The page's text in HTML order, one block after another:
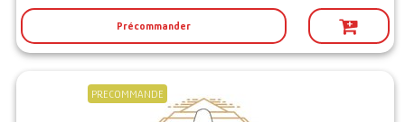
Précommander
PRECOMMANDE